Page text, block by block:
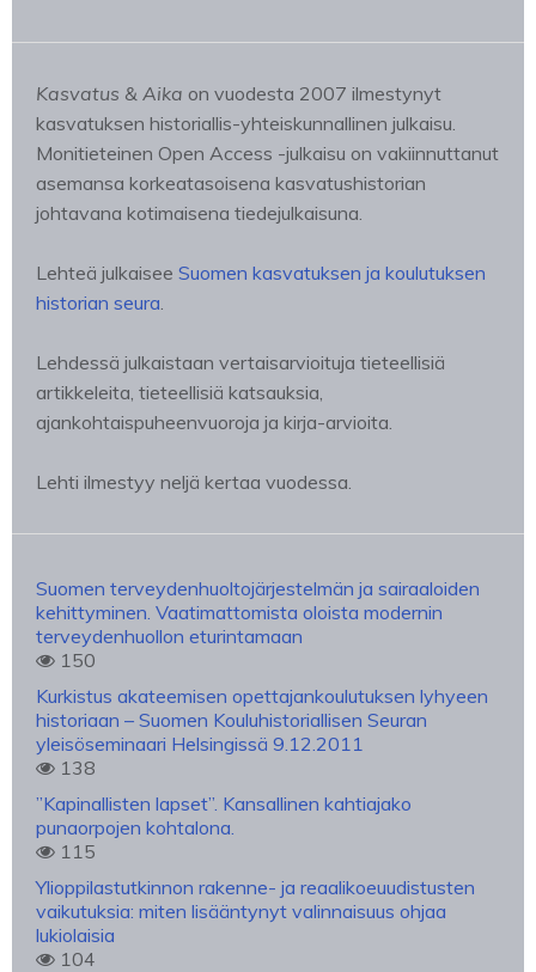
Kasvatus & Aika on vuodesta 2007 ilmestynyt
kasvatuksen historiallis-yhteiskunnallinen julkaisu.
Monitieteinen Open Access -julkaisu on vakiinnuttanut
asemansa korkeatasoisena kasvatushistorian
johtavana kotimaisena tiedejulkaisuna.
Lehteä julkaisee Suomen kasvatuksen ja koulutuksen
historian seura.
Lehdessä julkaistaan vertaisarvioituja tieteellisiä
artikkeleita, tieteellisiä katsauksia,
ajankohtaispuheenvuoroja ja kirja-arvioita.
Lehti ilmestyy neljä kertaa vuodessa.
Suomen terveydenhuoltojärjestelmän ja sairaaloiden
kehittyminen. Vaatimattomista oloista modernin
terveydenhuollon eturintamaan
150
Kurkistus akateemisen opettajankoulutuksen lyhyeen
historiaan – Suomen Kouluhistoriallisen Seuran
yleisöseminaari Helsingissä 9.12.2011
138
”Kapinallisten lapset”. Kansallinen kahtiajako
punaorpojen kohtalona.
115
Ylioppilastutkinnon rakenne- ja reaalikoeuudistusten
vaikutuksia: miten lisääntynyt valinnaisuus ohjaa
lukiolaisia
104